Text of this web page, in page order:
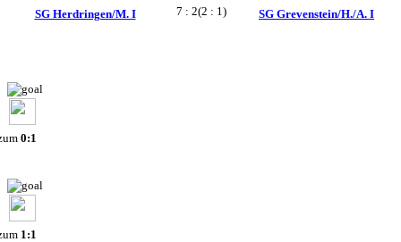
SG Herdringen/M. I 7 : 2(2 : 1) SG Grevenstein/H./A. I
0:1
1:1